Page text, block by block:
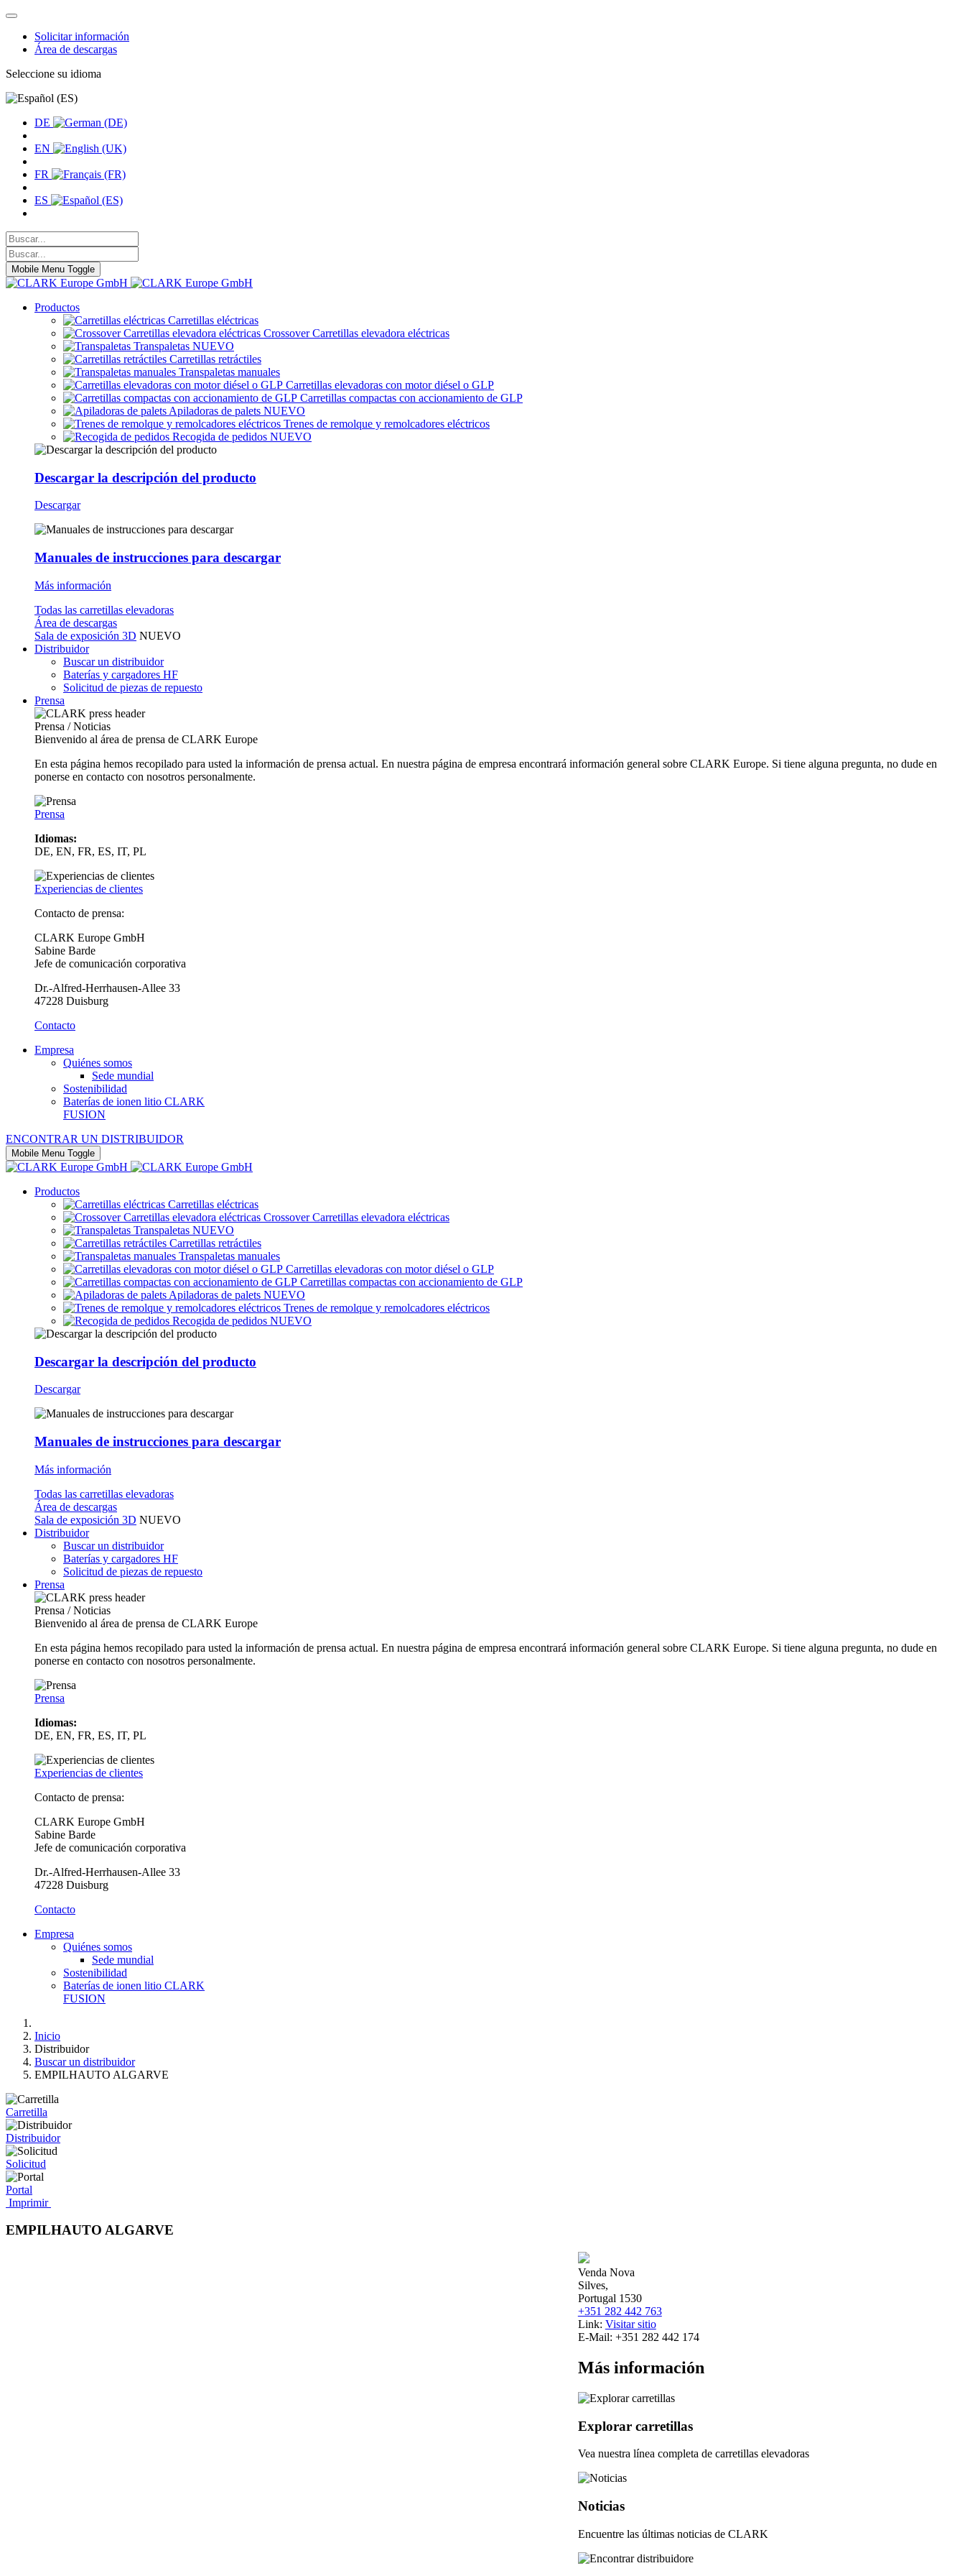
Solicitar información
Área de descargas
Seleccione su idioma
DE
EN
FR
ES
Mobile Menu Toggle
Productos
Carretillas eléctricas
Crossover Carretillas elevadora eléctricas
Transpaletas NUEVO
Carretillas retráctiles
Transpaletas manuales
Carretillas elevadoras con motor diésel o GLP
Carretillas compactas con accionamiento de GLP
Apiladoras de palets NUEVO
Trenes de remolque y remolcadores eléctricos
Recogida de pedidos NUEVO
Descargar la descripción del producto
Descargar
Manuales de instrucciones para descargar
Más información
Todas las carretillas elevadoras
Área de descargas
Sala de exposición 3D NUEVO
Distribuidor
Buscar un distribuidor
Baterías y cargadores HF
Solicitud de piezas de repuesto
Prensa
Prensa / Noticias
Bienvenido al área de prensa de CLARK Europe
En esta página hemos recopilado para usted la información de prensa actual. En nuestra página de empresa encontrará información general sobre CLARK Europe. Si tiene alguna pregunta, no dude en
ponerse en contacto con nosotros personalmente.
Prensa
Idiomas:
DE, EN, FR, ES, IT, PL
Experiencias de clientes
Contacto de prensa:
CLARK Europe GmbH
Sabine Barde
Jefe de comunicación corporativa
Dr.-Alfred-Herrhausen-Allee 33
47228 Duisburg
Contacto
Empresa
Quiénes somos
Sede mundial
Sostenibilidad
Baterías de ionen litio CLARK
FUSION
ENCONTRAR UN DISTRIBUIDOR
Mobile Menu Toggle
Productos
Carretillas eléctricas
Crossover Carretillas elevadora eléctricas
Transpaletas NUEVO
Carretillas retráctiles
Transpaletas manuales
Carretillas elevadoras con motor diésel o GLP
Carretillas compactas con accionamiento de GLP
Apiladoras de palets NUEVO
Trenes de remolque y remolcadores eléctricos
Recogida de pedidos NUEVO
Descargar la descripción del producto
Descargar
Manuales de instrucciones para descargar
Más información
Todas las carretillas elevadoras
Área de descargas
Sala de exposición 3D NUEVO
Distribuidor
Buscar un distribuidor
Baterías y cargadores HF
Solicitud de piezas de repuesto
Prensa
Prensa / Noticias
Bienvenido al área de prensa de CLARK Europe
En esta página hemos recopilado para usted la información de prensa actual. En nuestra página de empresa encontrará información general sobre CLARK Europe. Si tiene alguna pregunta, no dude en
ponerse en contacto con nosotros personalmente.
Prensa
Idiomas:
DE, EN, FR, ES, IT, PL
Experiencias de clientes
Contacto de prensa:
CLARK Europe GmbH
Sabine Barde
Jefe de comunicación corporativa
Dr.-Alfred-Herrhausen-Allee 33
47228 Duisburg
Contacto
Empresa
Quiénes somos
Sede mundial
Sostenibilidad
Baterías de ionen litio CLARK
FUSION
Inicio
Distribuidor
Buscar un distribuidor
EMPILHAUTO ALGARVE
Carretilla
Distribuidor
Solicitud
Portal
Imprimir
EMPILHAUTO ALGARVE
Venda Nova
Silves,
Portugal 1530
+351 282 442 763
Link: Visitar sitio
E-Mail: +351 282 442 174
Más información
Explorar carretillas
Vea nuestra línea completa de carretillas elevadoras
Noticias
Encuentre las últimas noticias de CLARK